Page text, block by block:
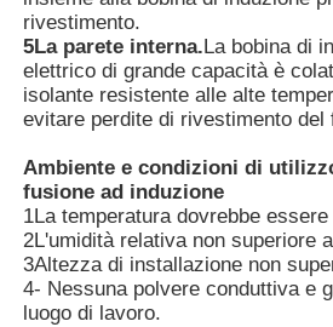
Controllo di qualità
Contattici
Notizie
Casi
Richieda una citazione
rivestimento.
5La parete interna.La bobina di
elettrico di grande capacità è
isolante resistente alle alte
evitare perdite di rivestimento del
Ambiente e condizioni di
fusione ad induzione
1La temperatura dovrebbe essere
2L'umidità relativa non superiore
3Altezza di installazione non
4- Nessuna polvere conduttiva e
luogo di lavoro.